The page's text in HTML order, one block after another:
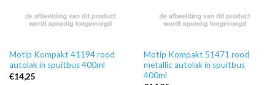
Motip Kompakt 41194 rood
autolak in spuitbus 400ml
€14,25
Motip Kompakt 51471 rood
metallic autolak in spuitbus
400ml